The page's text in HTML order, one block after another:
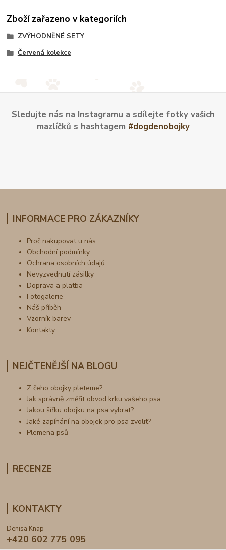
Zboží zařazeno v kategoriích
ZVÝHODNĚNÉ SETY
Červená kolekce
Sledujte nás na Instagramu a sdílejte fotky vašich
mazlíčků s hashtagem #dogdenobojky
INFORMACE PRO ZÁKAZNÍKY
Proč nakupovat u nás
Obchodní podmínky
Ochrana osobních údajů
Nevyzvednutí zásilky
Doprava a platba
Fotogalerie
Náš příběh
Vzorník barev
Kontakty
NEJČTENĚJŠÍ NA BLOGU
Z čeho obojky pleteme?
Jak správně změřit obvod krku vašeho psa
Jakou šířku obojku na psa vybrat?
Jaké zapínání na obojek pro psa zvolit?
Plemena psů
RECENZE
KONTAKTY
Denisa Knap
+420 602 775 095